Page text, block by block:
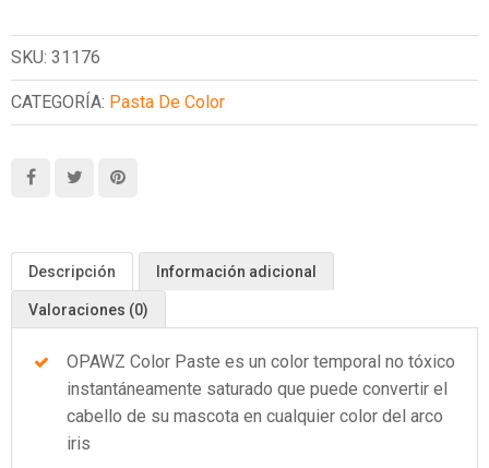
SKU: 31176
CATEGORÍA: Pasta De Color
Descripción Información adicional
Valoraciones (0)
OPAWZ Color Paste es un color temporal no tóxico
instantáneamente saturado que puede convertir el
cabello de su mascota en cualquier color del arco
iris